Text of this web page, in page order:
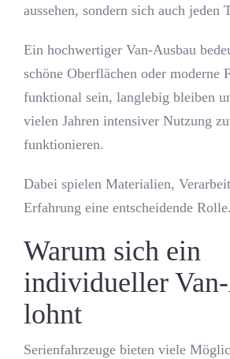
aussehen, sondern sich auch jeden
Ein hochwertiger Van-Ausbau
schöne Oberflächen oder moderne
funktional sein, langlebig bleiben
vielen Jahren intensiver Nutzung
funktionieren.
Dabei spielen Materialien,
Erfahrung eine entscheidende Rolle.
Warum sich ein
individueller
lohnt
Serienfahrzeuge bieten viele